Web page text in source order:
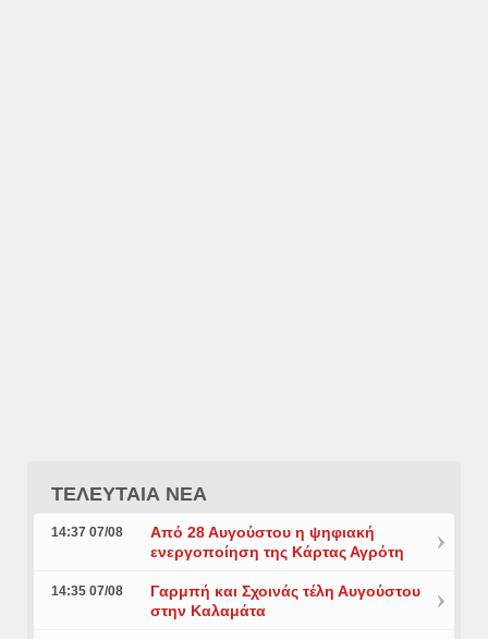
ΤΕΛΕΥΤΑΙΑ ΝΕΑ
14:37 07/08
Από 28 Αυγούστου η ψηφιακή
ενεργοποίηση της Κάρτας Αγρότη
14:35 07/08
Γαρμπή και Σχοινάς τέλη Αυγούστου
στην Καλαμάτα